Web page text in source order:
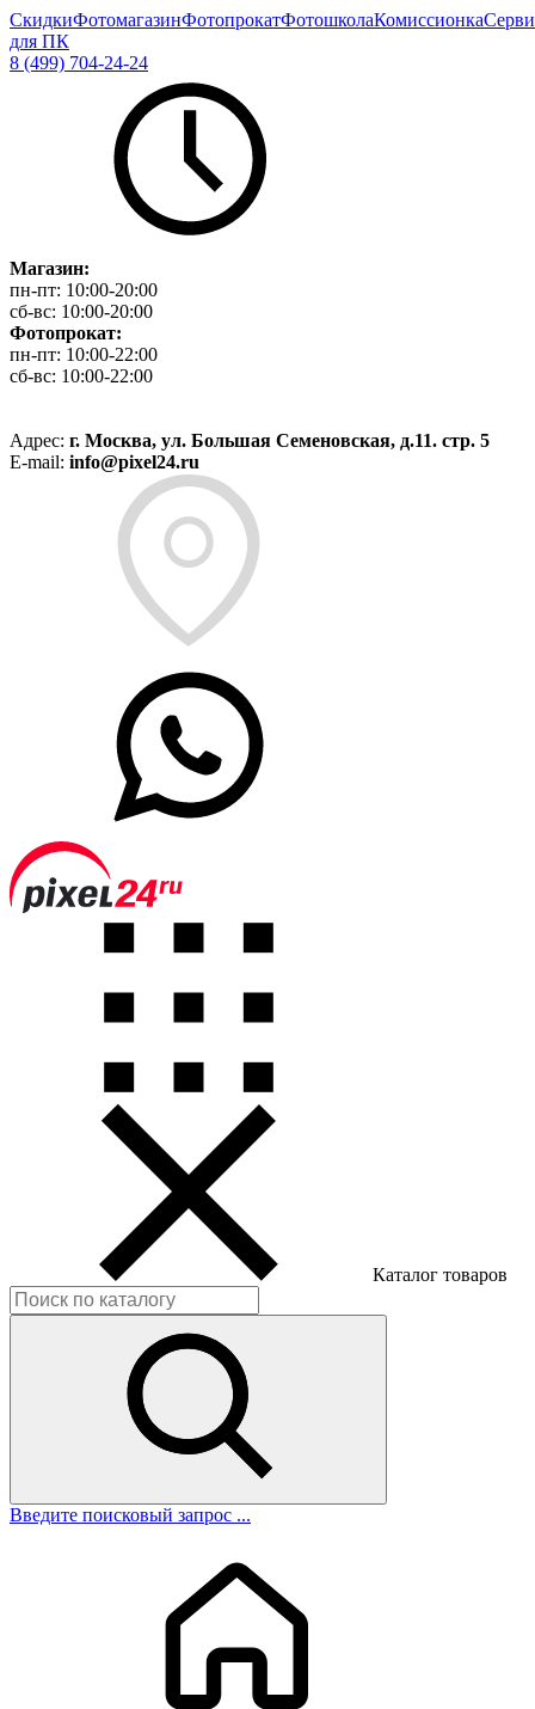
СкидкиФотомагазинФотопрокатФотошколаКомиссионка
для ПК
8 (499) 704-24-24
Магазин:
пн-пт: 10:00-20:00
сб-вс: 10:00-20:00
Фотопрокат:
пн-пт: 10:00-22:00
сб-вс: 10:00-22:00
Адрес: г. Москва, ул. Большая Семеновская, д.11. стр. 5
E-mail: info@pixel24.ru
Каталог товаров
Введите поисковый запрос ...